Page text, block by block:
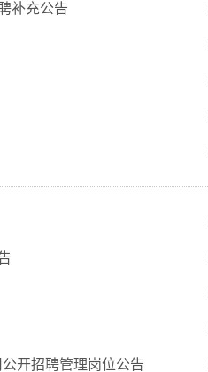
补充公告
开招聘管理岗位公告